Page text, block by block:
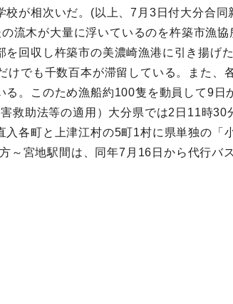
が相次いだ。(以上、7月3日付大分合同
流木が大量に浮いているのを杵築市漁協
回収し杵築市の美濃崎漁港に引き揚げ
でも千数百本が滞留している。また、各
。このため漁船約100隻を動員して9日
救助法等の適用）大分県では2日11時30
各町と上津江村の5町1村に県単独の「
～宮地駅間は、同年7月16日から代行バ